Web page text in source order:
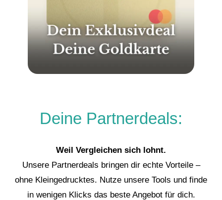
Deine Partnerdeals:
Weil Vergleichen sich lohnt.
Unsere Partnerdeals bringen dir echte Vorteile –
ohne Kleingedrucktes. Nutze unsere Tools und finde
in wenigen Klicks das beste Angebot für dich.